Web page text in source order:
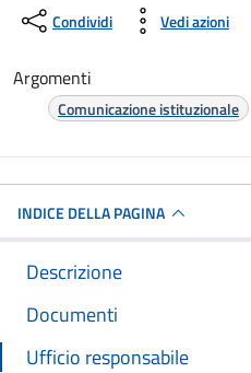
Condividi Vedi azioni
Argomenti
Comunicazione istituzionale
INDICE DELLA PAGINA
Descrizione
Documenti
Ufficio responsabile